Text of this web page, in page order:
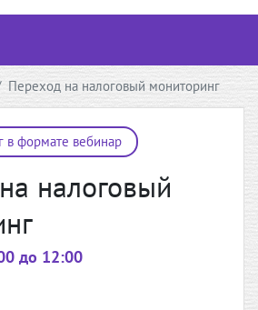
Переход на налоговый мониторинг
в формате вебинар
налоговый
до 12:00